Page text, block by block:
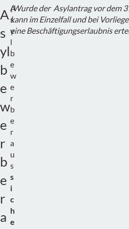
A
s
yl
b
e
w
e
r
b
e
r
a
A
s
y
l
b
e
w
e
r
b
e
r
a
u
s
s
i
c
h
e
(Wurde der Asylantrag vor dem
kann im Einzelfall und bei
eine Beschäftigungserlaubnis